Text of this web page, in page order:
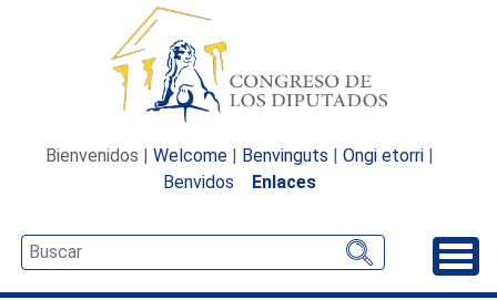
Bienvenidos | Welcome | Benvinguts | Ongi etorri |
Benvidos
Enlaces